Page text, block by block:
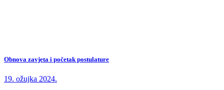
Obnova zavjeta i početak postulature
19. ožujka 2024.